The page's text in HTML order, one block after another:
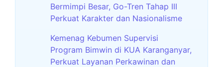
Bermimpi Besar, Go-Tren Tahap III
Perkuat Karakter dan Nasionalisme
Kemenag Kebumen Supervisi
Program Bimwin di KUA Karanganyar,
Perkuat Layanan Perkawinan dan